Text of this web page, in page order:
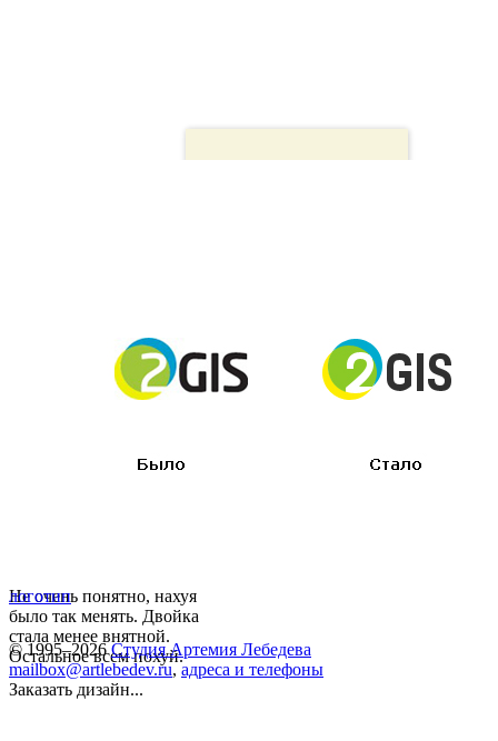
Не очень понятно, нахуя
было так менять. Двойка
стала менее внятной.
Остальное всем похуй.
логотип
© 1995–2026 Студия Артемия Лебедева
mailbox@artlebedev.ru, адреса и телефоны
Заказать дизайн...